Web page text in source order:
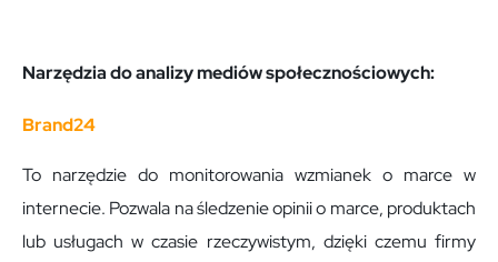
Narzędzia do analizy mediów społecznościowych:
Brand24
To narzędzie do monitorowania wzmianek o marce w
internecie. Pozwala na śledzenie opinii o marce, produktach
lub usługach w czasie rzeczywistym, dzięki czemu firmy